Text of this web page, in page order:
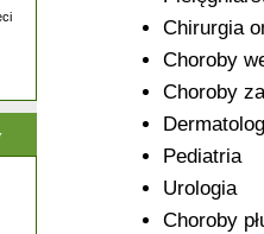
Chirurgia
Choroby
Choroby
Pediatria
Urologia
Choroby